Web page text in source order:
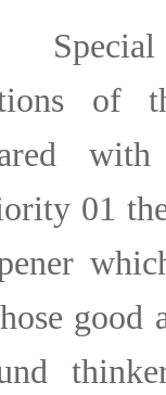
of
01
good